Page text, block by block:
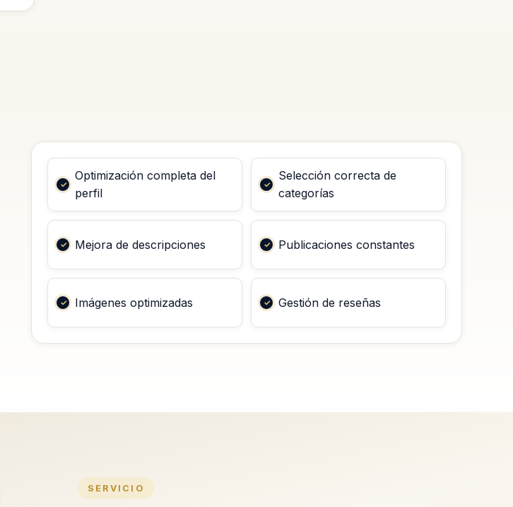
Optimización completa del
perfil
Selección correcta de
categorías
Mejora de descripciones Publicaciones constantes
Imágenes optimizadas Gestión de reseñas
SERVICIO